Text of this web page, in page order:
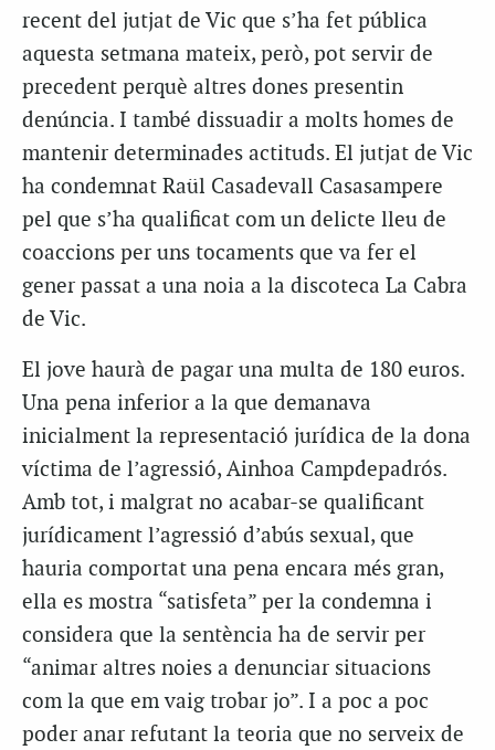
recent del jutjat de Vic que s’ha fet pública
aquesta setmana mateix, però, pot servir de
precedent perquè altres dones presentin
denúncia. I també dissuadir a molts homes de
mantenir determinades actituds. El jutjat de Vic
ha condemnat Raül Casadevall Casasampere
pel que s’ha qualificat com un delicte lleu de
coaccions per uns tocaments que va fer el
gener passat a una noia a la discoteca La Cabra
de Vic.
El jove haurà de pagar una multa de 180 euros.
Una pena inferior a la que demanava
inicialment la representació jurídica de la dona
víctima de l’agressió, Ainhoa Campdepadrós.
Amb tot, i malgrat no acabar-se qualificant
jurídicament l’agressió d’abús sexual, que
hauria comportat una pena encara més gran,
ella es mostra “satisfeta” per la condemna i
considera que la sentència ha de servir per
“animar altres noies a denunciar situacions
com la que em vaig trobar jo”. I a poc a poc
poder anar refutant la teoria que no serveix de